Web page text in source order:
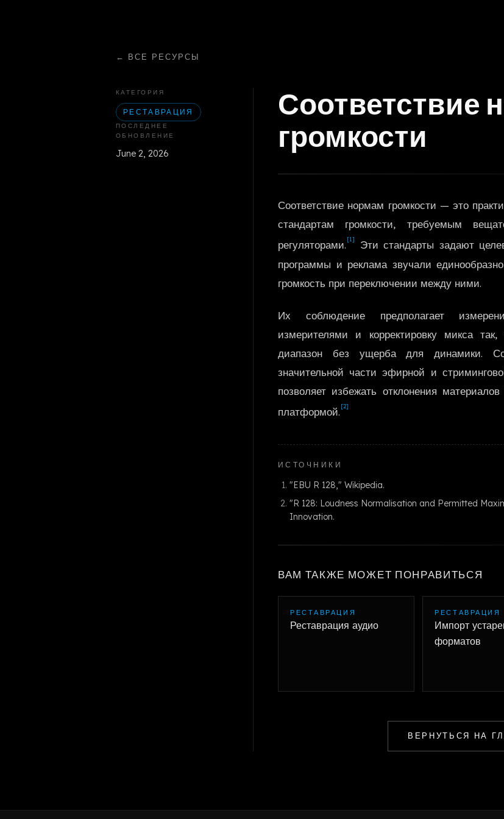
← ВСЕ РЕСУРСЫ
КАТЕГОРИЯ
РЕСТАВРАЦИЯ
ПОСЛЕДНЕЕ
ОБНОВЛЕНИЕ
June 2, 2026
Соответствие
громкости
Соответствие нормам громкости — это
стандартам громкости, требуемым
регуляторами. [1]
Эти стандарты задают
программы и реклама звучали
громкость при переключении между ними.
Их соблюдение предполагает
измерителями и корректировку микса
диапазон без ущерба для динамики.
значительной части эфирной и
позволяет избежать отклонения
платформой. [2]
ИСТОЧНИКИ
"EBU R 128," Wikipedia.
"R 128: Loudness Normalisation and Permitted
Innovation.
ВАМ ТАКЖЕ МОЖЕТ ПОНРАВИТЬСЯ
РЕСТАВРАЦИЯ
Реставрация аудио
РЕСТАВРАЦИЯ
Импорт
форматов
ВЕРНУТЬСЯ НА